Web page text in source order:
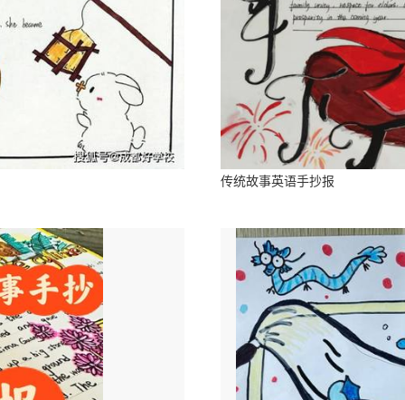
传统故事英语手抄报